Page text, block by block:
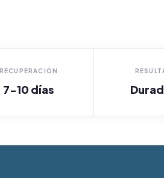
RECUPERACIÓN
7-10 días